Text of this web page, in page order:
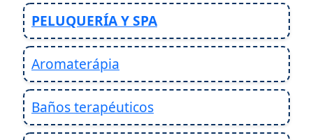
PELUQUERÍA Y SPA
Aromaterápia
Baños terapéuticos